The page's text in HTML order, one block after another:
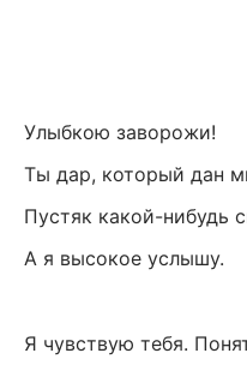
Улыбкою заворожи!
Ты дар, который дан
Пустяк какой-нибудь
А я высокое услышу.
Я чувствую тебя.